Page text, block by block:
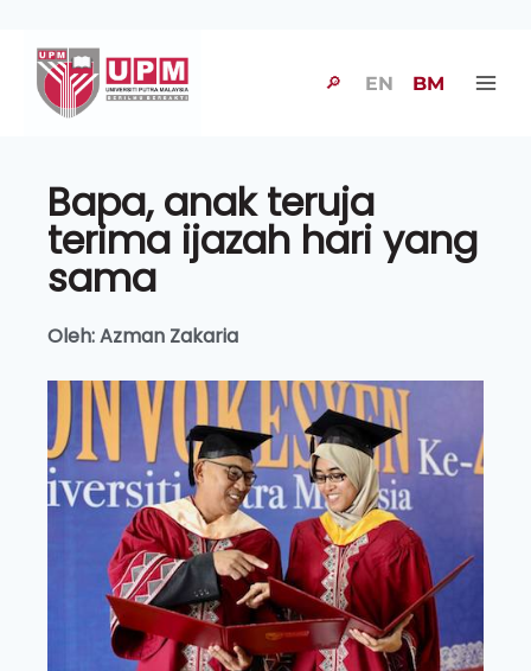
🔎 EN BM
Bapa, anak teruja
terima ijazah hari yang
sama
Oleh: Azman Zakaria